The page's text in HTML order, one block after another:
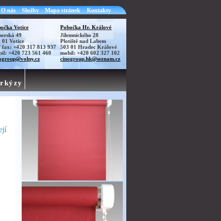
O nás Služby Mapa stránek Kontakty
Votice
49
01 Votice
fax: +420 317 813 937
+420 723 561 460
Pobočka Hr. Králové
Jilemnického 28
Plotiště nad Labem
503 01 Hradec Králové
mobil: +420 602 327 102
cinogroup.hk@seznam.cz